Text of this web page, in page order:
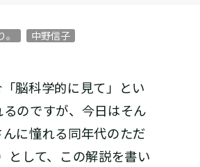
中野信子
脳科学的に見て」とい
のですが、今日はそん
に憧れる同年代のただ
として、この解説を書い